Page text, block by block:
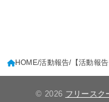
HOME 活動報告 【活動報
© 2026 フリースク